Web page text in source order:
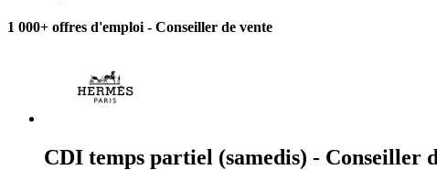
1 000+ offres d'emploi - Conseiller de vente
CDI temps partiel (samedis) - Conseiller